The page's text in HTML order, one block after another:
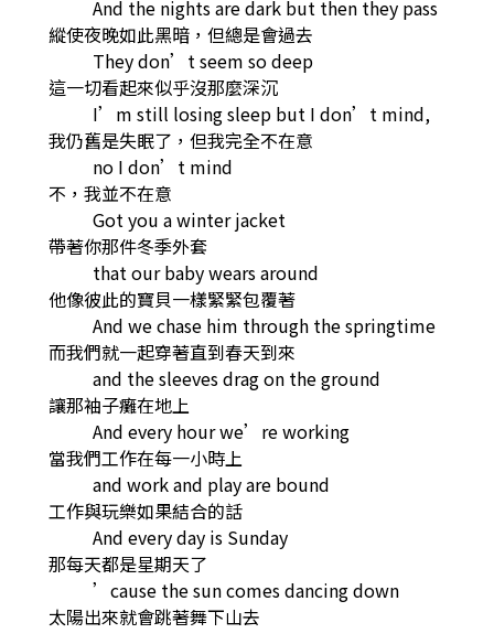
And the nights are dark but then they pass
縱使夜晚如此黑暗，但總是會過去
They don’t seem so deep
這一切看起來似乎沒那麼深沉
I’m still losing sleep but I don’t mind,
我仍舊是失眠了，但我完全不在意
no I don’t mind
不，我並不在意
Got you a winter jacket
帶著你那件冬季外套
that our baby wears around
他像彼此的寶貝一樣緊緊包覆著
And we chase him through the springtime
而我們就一起穿著直到春天到來
and the sleeves drag on the ground
讓那袖子癱在地上
And every hour we’re working
當我們工作在每一小時上
and work and play are bound
工作與玩樂如果結合的話
And every day is Sunday
那每天都是星期天了
’cause the sun comes dancing down
太陽出來就會跳著舞下山去